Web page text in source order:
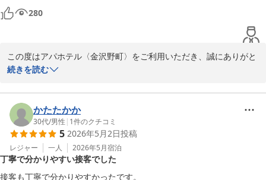
歩いて15分くらいですが、夕食がてら、繁華街へ行くので、好都合
です。
280
この度はアパホテル〈金沢野町〉をご利用いただき、誠にありがと
うございます。
てお礼申し上げます。
ご宿泊に関しまして、お褒めのお言葉をいただき、スタッフ一同大
変嬉しく存じます。
接客・サービス面において、満点の評価をいただいたことはスタッ
フの励みになります。またバイクの駐輪場に関しましてもお褒めの
お言葉をいただき、ありがとうございます。通常日は、無料開放ス
続きを読む
かたたかか
30代/男性 | 1件のクチコミ
5 2026年5月2日投稿
レジャー 一人 2026年5月宿泊
丁寧で分かりやすい接客でした